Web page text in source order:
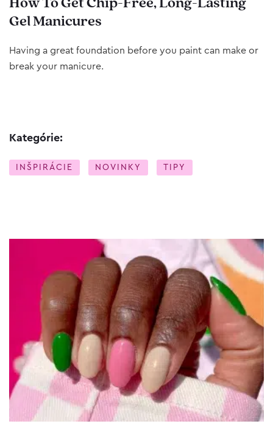
How To Get Chip-Free, Long-Lasting
Gel Manicures
Having a great foundation before you paint can make or
break your manicure.
Kategórie:
INŠPIRÁCIE NOVINKY TIPY